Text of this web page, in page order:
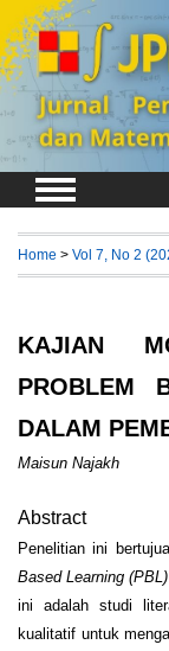
Home > Vol 7, No 2
KAJIAN
PROBLEM
DALAM
Maisun Najakh
Abstract
Penelitian ini
Based Learning (PBL)
ini adalah studi
kualitatif untuk